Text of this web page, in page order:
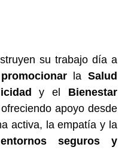
su trabajo día a
promocionar la Salud
y el Bienestar
apoyo desde
activa, la empatía y la
seguros y